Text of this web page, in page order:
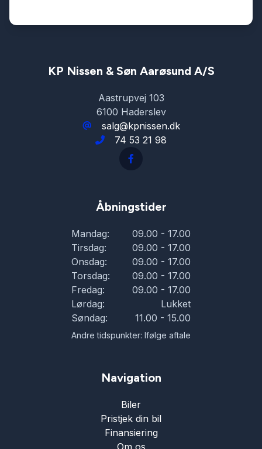
Vejbaneassistent
KP Nissen & Søn Aarøsund A/S
Aastrupvej 103
6100 Haderslev
salg@kpnissen.dk
74 53 21 98
Åbningstider
Mandag:
09.00 - 17.00
Tirsdag:
09.00 - 17.00
Onsdag:
09.00 - 17.00
Torsdag:
09.00 - 17.00
Fredag:
09.00 - 17.00
Lørdag:
Lukket
Søndag:
11.00 - 15.00
Andre tidspunkter: Ifølge aftale
Navigation
Biler
Pristjek din bil
Finansiering
Om os